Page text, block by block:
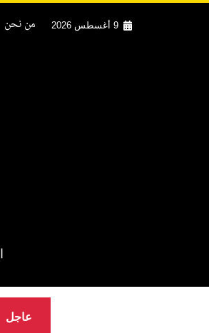
9 أغسطس 2026 من نحن
عاجل